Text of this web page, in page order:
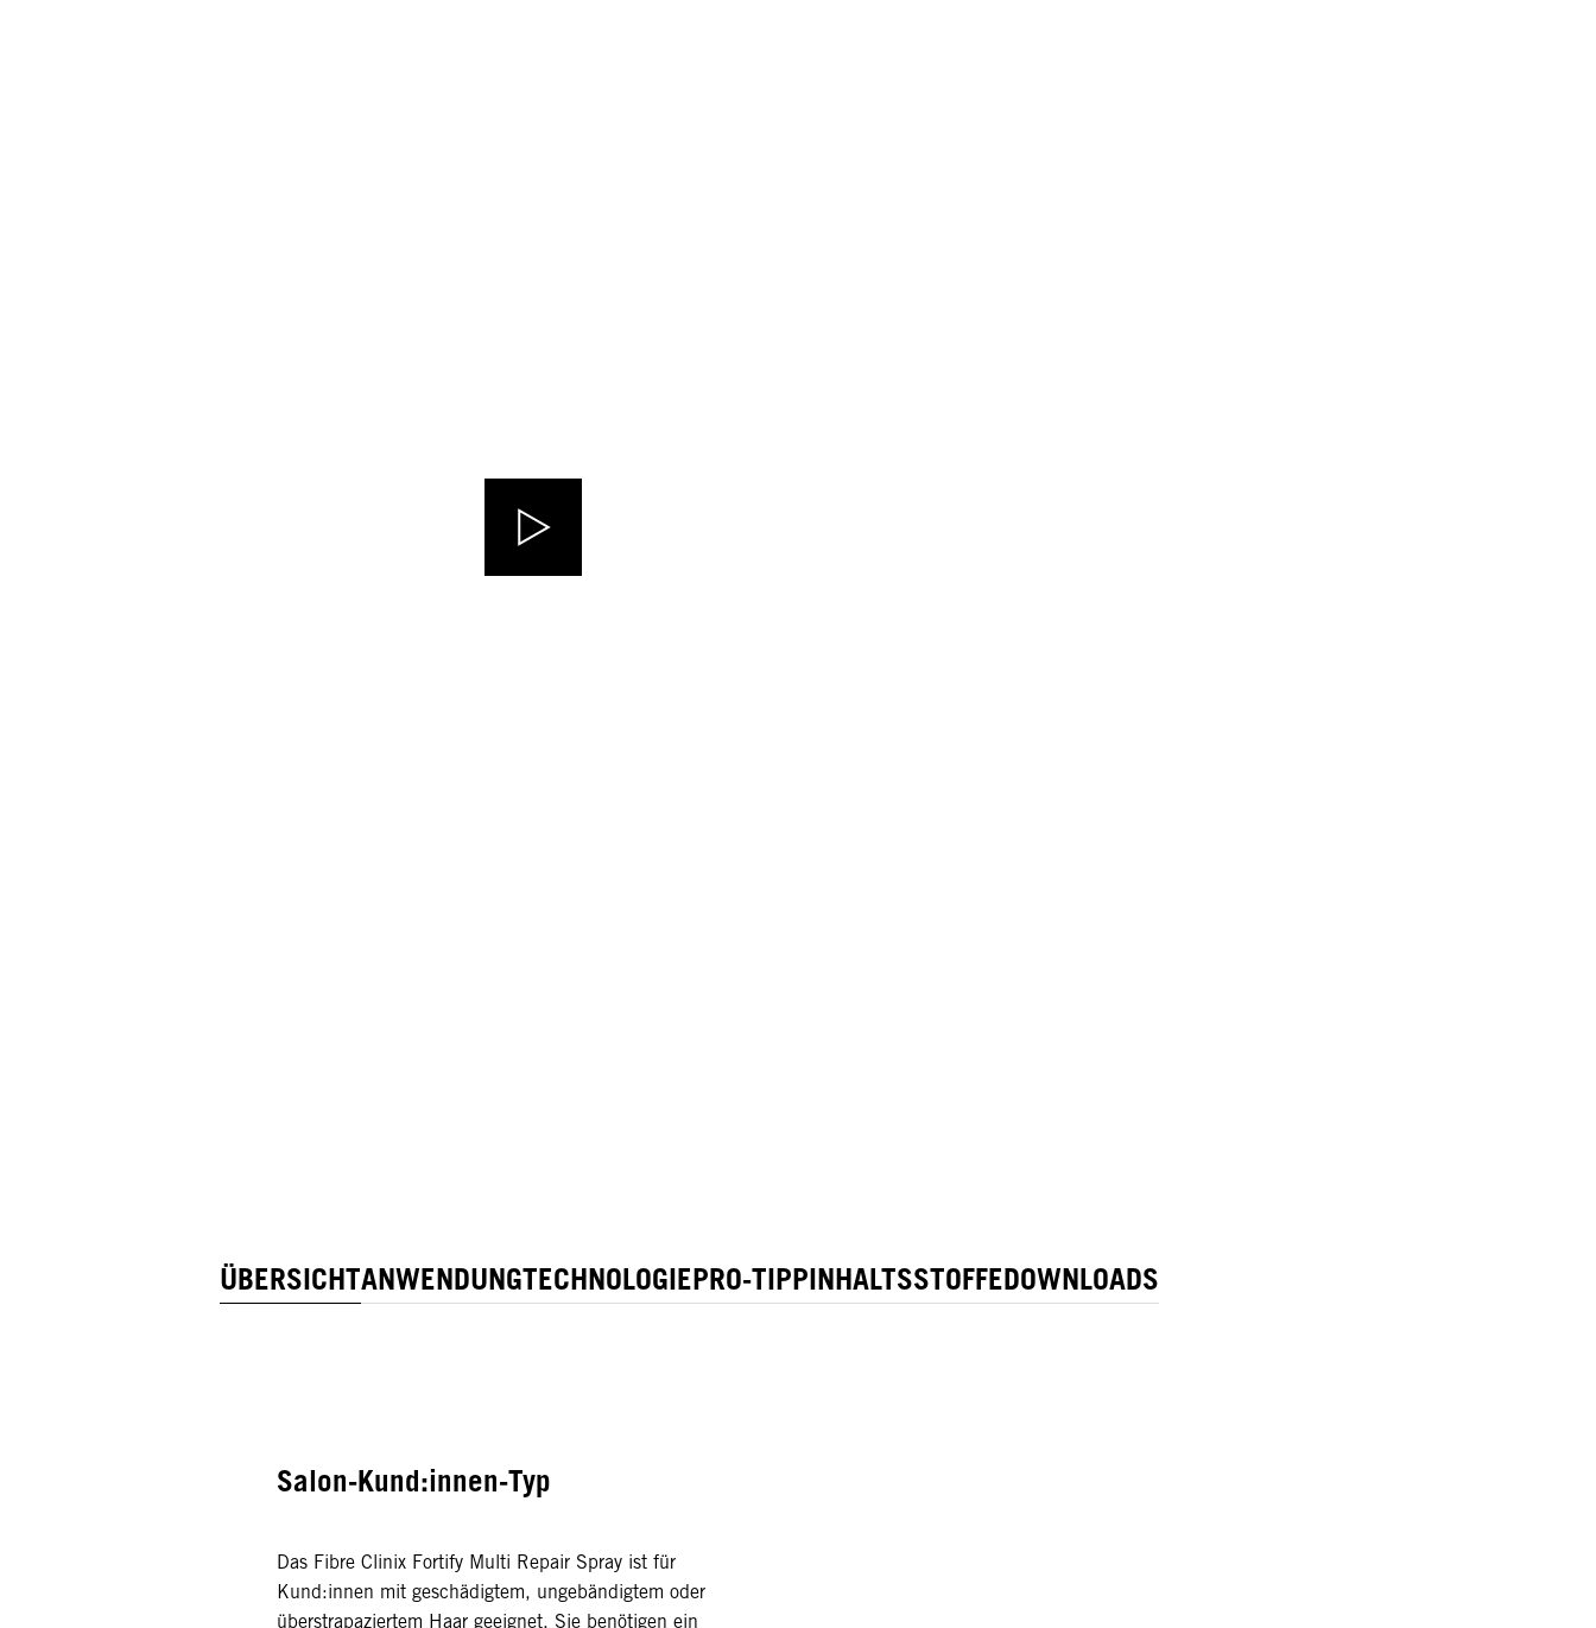
ÜBERSICHTANWENDUNGTECHNOLOGIEPRO-TIPPINHALTSSTOFFEDOWNLOADS
Salon-Kund:innen-Typ
Das Fibre Clinix Fortify Multi Repair Spray ist für
Kund:innen mit geschädigtem, ungebändigtem oder
überstrapaziertem Haar geeignet. Sie benötigen ein